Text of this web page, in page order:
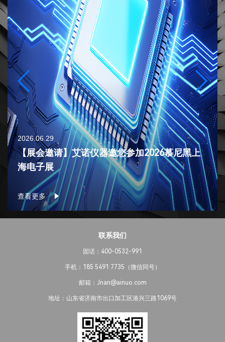
2026.06.29
【展会邀请】艾诺仪器邀您参加2026慕尼黑上
海电子展
查看更多
联系我们
固话：400-0532-991
手机：185 5491 7735（微信同号）
邮箱：Jnan@ainuo.com
地址：山东省济南市出口加工区港兴三路1069号